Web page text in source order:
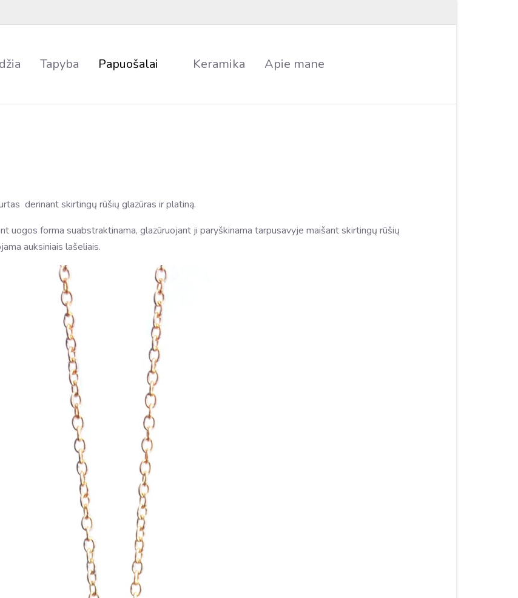
Tapyba Papuošalai Keramika Apie mane
derinant skirtingų rūšių glazūras ir platiną.
uogos forma suabstraktinama, glazūruojant ji paryškinama tarpusavyje maišant skirtingų rūšių
auksiniais lašeliais.